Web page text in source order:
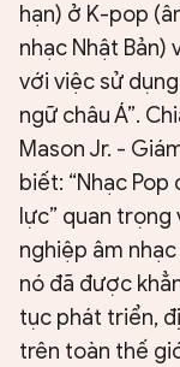
hạn) ở K-pop
nhạc Nhật Bản)
với việc sử
ngữ châu Á”.
Mason Jr. -
biết: “Nhạc
lực” quan
nghiệp âm
nó đã được
tục phát triển,
trên toàn thế